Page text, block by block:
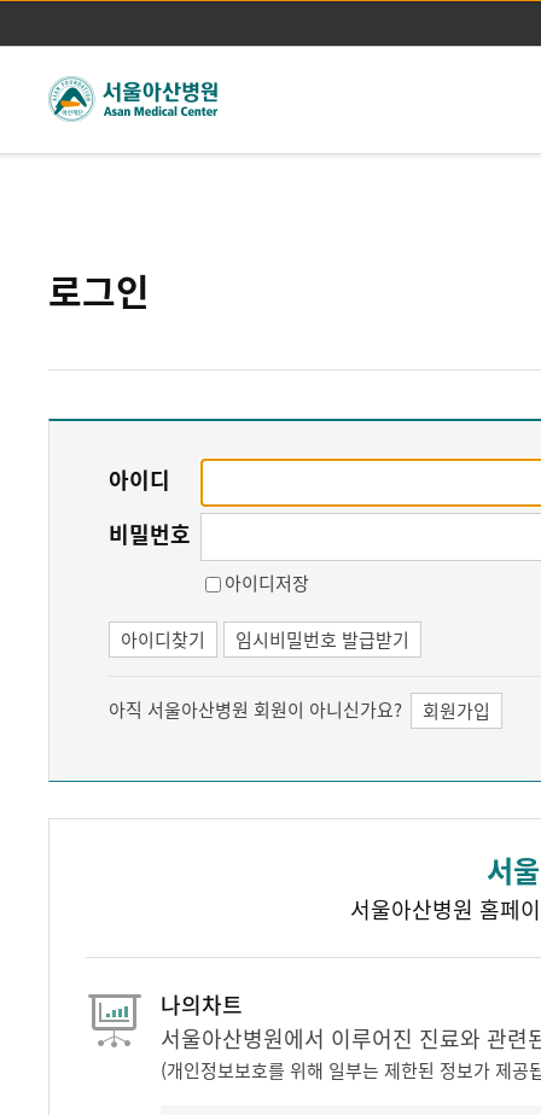
주메뉴바로가기
본문바로가기
로그인
아이디
비밀번호
아이디저장
아이디찾기 임시비밀번호 발급받기
아직 서울아산병원 회원이 아니신가요? 회원가입
서
서울아산병원 홈페
나의차트
서울아산병원에서 이루어진 진료와 관
(개인정보보호를 위해 일부는 제한된 정보가 제공